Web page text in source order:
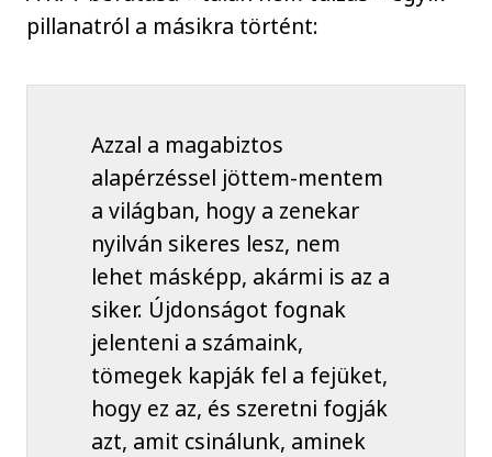
pillanatról a másikra történt:
Azzal a magabiztos
alapérzéssel jöttem-mentem
a világban, hogy a zenekar
nyilván sikeres lesz, nem
lehet másképp, akármi is az a
siker. Újdonságot fognak
jelenteni a számaink,
tömegek kapják fel a fejüket,
hogy ez az, és szeretni fogják
azt, amit csinálunk, aminek